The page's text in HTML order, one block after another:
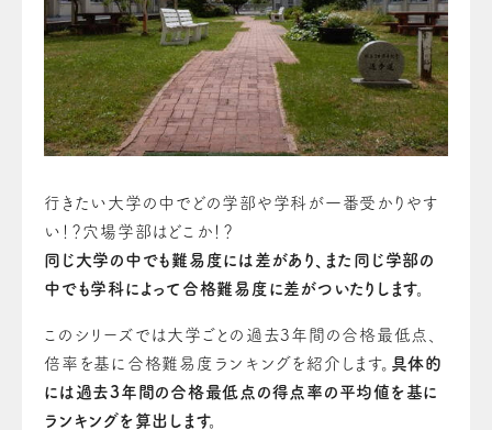
行きたい大学の中でどの学部や学科が一番受かりやす
い！？穴場学部はどこか！？
同じ大学の中でも難易度には差があり、また同じ学部の
中でも学科によって合格難易度に差がついたりします。
このシリーズでは大学ごとの過去3年間の合格最低点、
倍率を基に合格難易度ランキングを紹介します。 具体的
には過去3年間の合格最低点の得点率の平均値を基に
ランキングを算出します。